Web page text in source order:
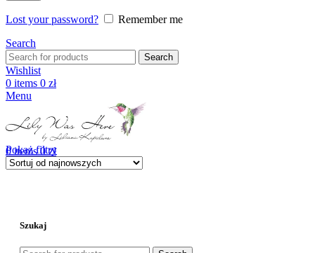
Lost your password?
Remember me
Search
Search
Wishlist
0 items 0 zł
Menu
0items 0zł
Pokaż filtry
Szukaj